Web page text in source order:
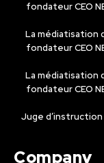
fondateur CEO
La médiatisation
fondateur CEO
La médiatisation
fondateur CEO
Juge d’instruction
Company